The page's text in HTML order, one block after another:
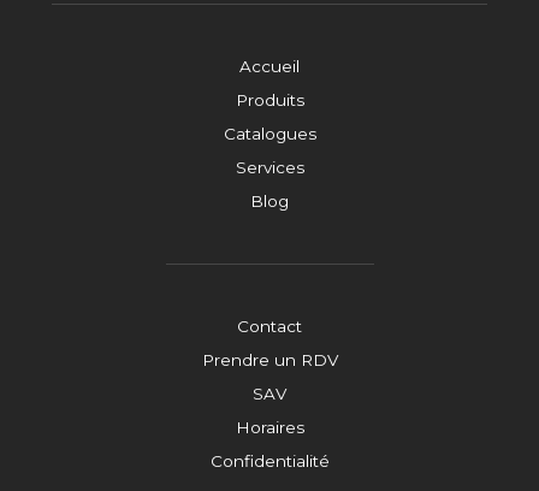
Accueil
Produits
Catalogues
Services
Blog
Contact
Prendre un RDV
SAV
Horaires
Confidentialité